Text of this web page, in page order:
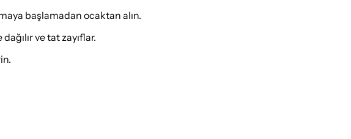
başlamadan ocaktan alın.
ve tat zayıflar.